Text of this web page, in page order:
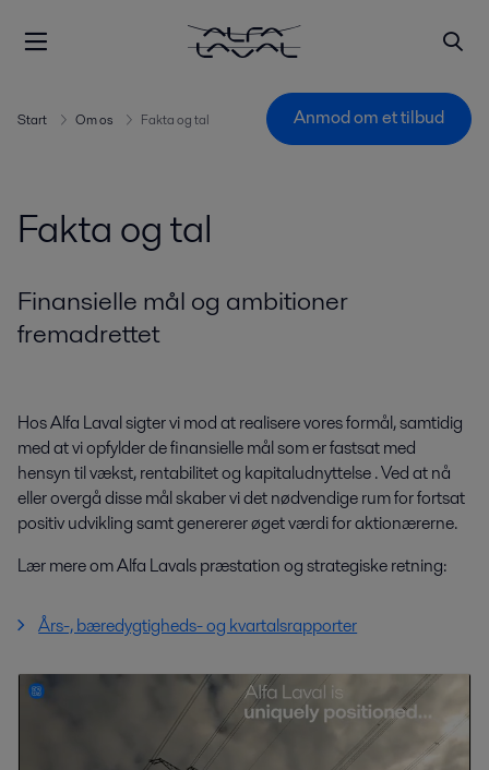
Start Om os Fakta og tal Anmod om et tilbud
Fakta og tal
Finansielle mål og ambitioner
fremadrettet
Hos Alfa Laval sigter vi mod at realisere vores formål, samtidig
med at vi opfylder de finansielle målsom er fastsatmed
hensyn tilvækst,rentabilitetog kapitaludnyttelse.Ved at nå
eller overgå disse mål skaber vi det nødvendige rum for fortsat
positiv udvikling samt genererer øget værdi for aktionærerne.
Lær mere om Alfa Lavals præstation og strategiske retning:
Års-, bæredygtigheds- og kvartalsrapporter